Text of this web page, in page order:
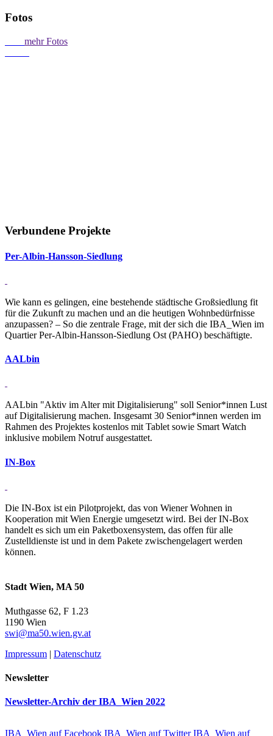
Fotos
mehr Fotos
Verbundene Projekte
Per-Albin-Hansson-Sied­lung
Wie kann es gelingen, eine bestehende städtische Großsiedlung fit
für die Zukunft zu machen und an die heutigen Wohnbedürfnisse
anzupassen? – So die zentrale Frage, mit der sich die IBA_Wien im
Quartier Per-Albin-Hansson-Siedlung Ost (PAHO) beschäftigte.
AALbin
AALbin "Aktiv im Alter mit Digitalisierung" soll Senior*innen Lust
auf Digitalisierung machen. Insgesamt 30 Senior*innen werden im
Rahmen des Projektes kostenlos mit Tablet sowie Smart Watch
inklusive mobilem Notruf ausgestattet.
IN-Box
Die IN-Box ist ein Pilotprojekt, das von Wiener Wohnen in
Kooperation mit Wien Energie umgesetzt wird. Bei der IN-Box
handelt es sich um ein Paketboxensystem, das offen für alle
Zustelldienste ist und in dem Pakete zwischengelagert werden
können.
Stadt Wien, MA 50
Muthgasse 62, F 1.23
1190 Wien
swi@ma50.wien.gv.at
Impressum | Datenschutz
Newsletter
Newsletter-Archiv der IBA_Wien 2022
IBA_Wien auf Facebook IBA_Wien auf Twitter IBA_Wien auf